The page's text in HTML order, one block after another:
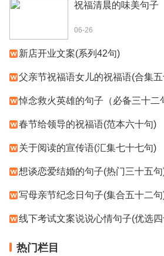
祝福清晨的味美句子
06-26
新店开业文案(系列42句)
父亲节祝福语女儿的祝福语(合集
悼念救火英雄的句子（必备三十二
春节给领导的祝福语(范本六十句)
关于阅读的宣传语(汇集七十七句)
想谈恋爱结婚的句子(热门三十五
写母亲节纪念日句子(集合五十二
线下考试文案说说心情句子(优选
热门栏目